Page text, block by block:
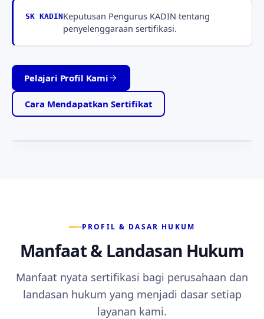
SK KADINKeputusan Pengurus KADIN tentang
penyelenggaraan sertifikasi.
Pelajari Profil Kami
Cara Mendapatkan Sertifikat
Tabah · Jujur · Setia
Motto yang memandu setiap layanan kami —
ketabahan, kejujuran, dan kesetiaan kepada anggota.
PROFIL & DASAR HUKUM
Manfaat & Landasan Hukum
Manfaat nyata sertifikasi bagi perusahaan dan
landasan hukum yang menjadi dasar setiap
layanan kami.